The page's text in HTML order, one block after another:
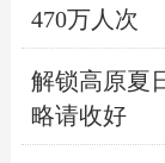
470万人次
解锁高原夏
略请收好